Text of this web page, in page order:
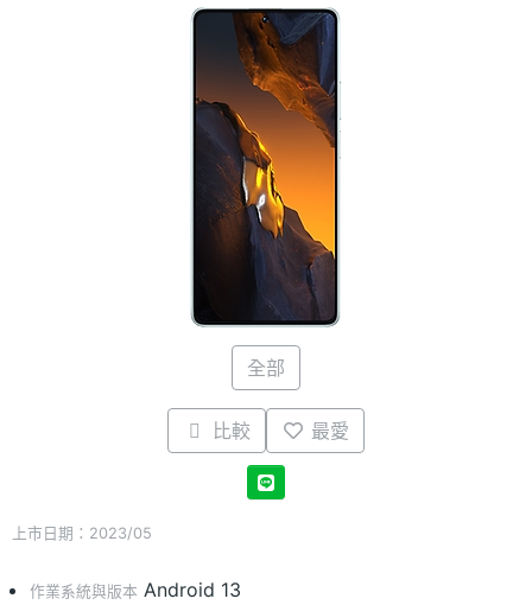
全部
比較 最愛
上市日期：2023/05
作業系統與版本 Android 13